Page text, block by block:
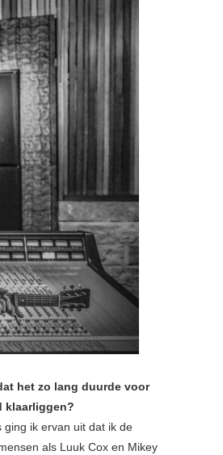
het zo lang duurde voor
klaarliggen?
ik ervan uit dat ik de
als Luuk Cox en Mikey